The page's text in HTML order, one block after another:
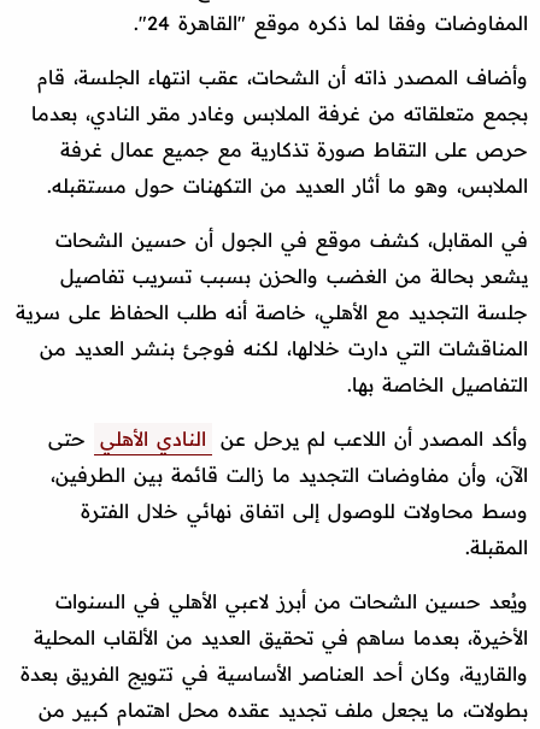
المفاوضات وفقا لما ذكره موقع "القاهرة 24".
وأضاف المصدر ذاته أن الشحات، عقب انتهاء الجلسة، قام
بجمع متعلقاته من غرفة الملابس وغادر مقر النادي، بعدما
حرص على التقاط صورة تذكارية مع جميع عمال غرفة
الملابس، وهو ما أثار العديد من التكهنات حول مستقبله.
في المقابل، كشف موقع في الجول أن حسين الشحات
يشعر بحالة من الغضب والحزن بسبب تسريب تفاصيل
جلسة التجديد مع الأهلي، خاصة أنه طلب الحفاظ على سرية
المناقشات التي دارت خلالها، لكنه فوجئ بنشر العديد من
التفاصيل الخاصة بها.
وأكد المصدر أن اللاعب لم يرحل عن النادي الأهلي
حتى
الآن، وأن مفاوضات التجديد ما زالت قائمة بين الطرفين،
وسط محاولات للوصول إلى اتفاق نهائي خلال الفترة
المقبلة.
ويُعد حسين الشحات من أبرز لاعبي الأهلي في السنوات
الأخيرة، بعدما ساهم في تحقيق العديد من الألقاب المحلية
والقارية، وكان أحد العناصر الأساسية في تتويج الفريق بعدة
بطولات، ما يجعل ملف تجديد عقده محل اهتمام كبير من